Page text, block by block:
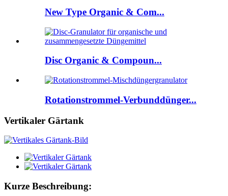
New Type Organic & Com...
Disc Organic & Compoun...
Rotationstrommel-Verbunddünger...
Vertikaler Gärtank
Kurze Beschreibung: